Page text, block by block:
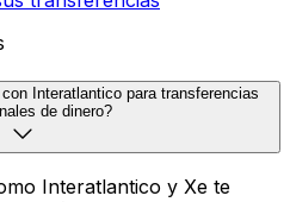
Interatlantico para transferencias
de dinero?
Interatlantico y Xe te